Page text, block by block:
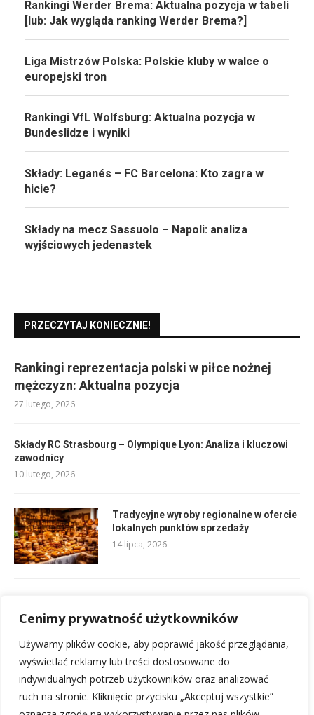
Cenimy prywatność użytkowników
Używamy plików cookie, aby poprawić jakość przeglądania,
wyświetlać reklamy lub treści dostosowane do
indywidualnych potrzeb użytkowników oraz analizować
ruch na stronie. Kliknięcie przycisku „Akceptuj wszystkie”
Rankingi Werder Brema: Aktualna pozycja w tabeli
[lub: Jak wygląda ranking Werder Brema?]
Liga Mistrzów Polska: Polskie kluby w walce o
europejski tron
Rankingi VfL Wolfsburg: Aktualna pozycja w
Bundeslidze i wyniki
Składy: Leganés – FC Barcelona: Kto zagra w
hicie?
Składy na mecz Sassuolo – Napoli: analiza
wyjściowych jedenastek
PRZECZYTAJ KONIECZNIE!
Rankingi reprezentacja polski w piłce nożnej
mężczyzn: Aktualna pozycja
27 lutego, 2026
Składy RC Strasbourg – Olympique Lyon: Analiza i kluczowi
zawodnicy
10 lutego, 2026
Tradycyjne wyroby regionalne w ofercie
lokalnych punktów sprzedaży
14 lipca, 2026
10 lutego, 2026
Sennik lew: symbol siły – co oznacza lew we śnie?
1 marca, 2026